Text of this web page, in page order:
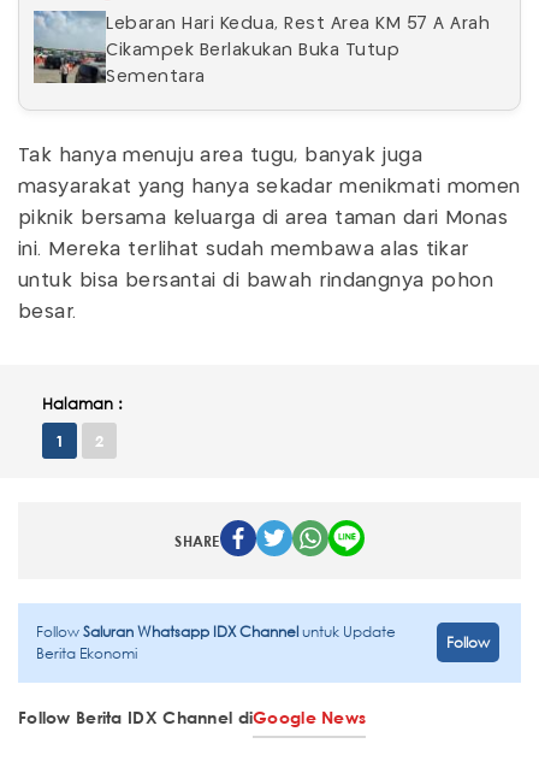
Lebaran Hari Kedua, Rest Area KM 57 A Arah
Cikampek Berlakukan Buka Tutup
Sementara
Tak hanya menuju area tugu, banyak juga
masyarakat yang hanya sekadar menikmati momen
piknik bersama keluarga di area taman dari Monas
ini. Mereka terlihat sudah membawa alas tikar
untuk bisa bersantai di bawah rindangnya pohon
besar.
Halaman :
1 2
SHARE
FollowSaluran Whatsapp IDX Channeluntuk Update
Berita Ekonomi
Follow
Follow Berita IDX Channel diGoogle News